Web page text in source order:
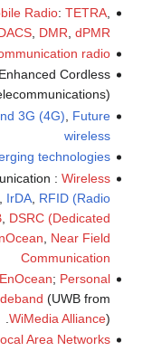
Radio: TETRA,
, DMR dPMR
radio
Cordless
3G (4G)
Future
wireless
technologies
: Wireless
IrDA, RFID (Radio
, DSRC (Dedicated
Near Field
Communication
EnOcean; Personal
(UWB from
WiMedia Alliance).
Area Networks